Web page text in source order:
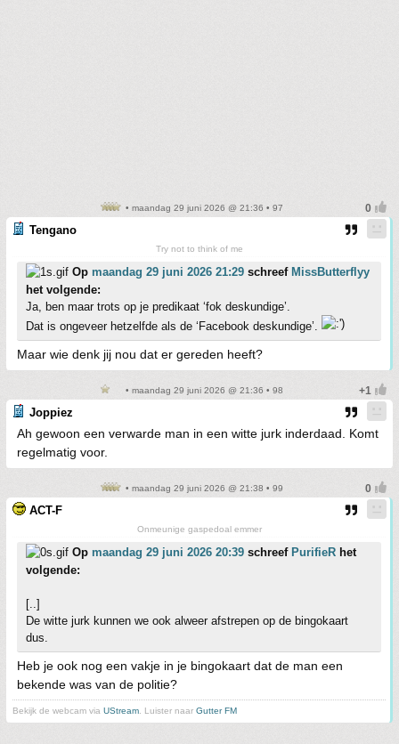
• maandag 29 juni 2026 @ 21:36 • 97
Tengano
Try not to think of me
Op maandag 29 juni 2026 21:29 schreef MissButterflyy
het volgende:
Ja, ben maar trots op je predikaat ‘fok deskundige’.
Dat is ongeveer hetzelfde als de ‘Facebook deskundige’.
Maar wie denk jij nou dat er gereden heeft?
• maandag 29 juni 2026 @ 21:36 • 98
Joppiez
Ah gewoon een verwarde man in een witte jurk inderdaad. Komt
regelmatig voor.
• maandag 29 juni 2026 @ 21:38 • 99
ACT-F
Onmeunige gaspedoal emmer
Op maandag 29 juni 2026 20:39 schreef PurifieR het
volgende:
[..]
De witte jurk kunnen we ook alweer afstrepen op de bingokaart
dus.
Heb je ook nog een vakje in je bingokaart dat de man een
bekende was van de politie?
Bekijk de webcam via UStream . Luister naar Gutter FM